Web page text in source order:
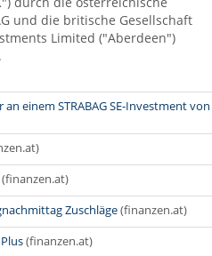
und die britische Gesellschaft
Limited ("Aberdeen")
an einem STRABAG SE-Investment von
(finanzen.at)
Zuschläge(finanzen.at)
(finanzen.at)